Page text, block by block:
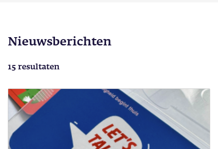
Nieuwsberichten
15 resultaten